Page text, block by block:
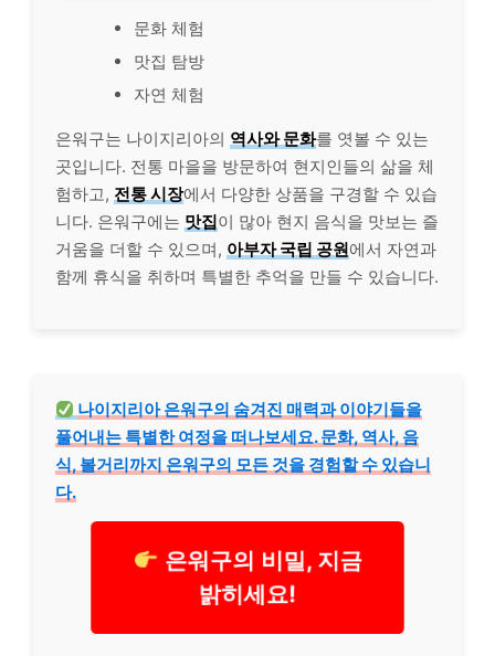
문화 체험
맛집 탐방
자연 체험
은워구는 나이지리아의 역사와 문화를 엿볼 수 있는
곳입니다. 전통 마을을 방문하여 현지인들의 삶을 체
험하고, 전통 시장에서 다양한 상품을 구경할 수 있습
니다. 은워구에는 맛집이 많아 현지 음식을 맛보는 즐
거움을 더할 수 있으며, 아부자 국립 공원에서 자연과
함께 휴식을 취하며 특별한 추억을 만들 수 있습니다.
나이지리아 은워구의 숨겨진 매력과 이야기들을
풀어내는 특별한 여정을 떠나보세요. 문화, 역사, 음
식, 볼거리까지 은워구의 모든 것을 경험할 수 있습니
다.
은워구의 비밀, 지금
밝히세요!